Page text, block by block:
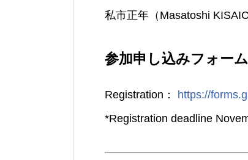
私市正年（Masatoshi
参加申し込みフォーム
Registration： https://
*Registration deadline